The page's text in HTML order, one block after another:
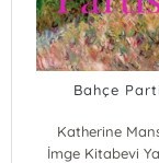
Bahçe
Katherine
İmge Kitabevi